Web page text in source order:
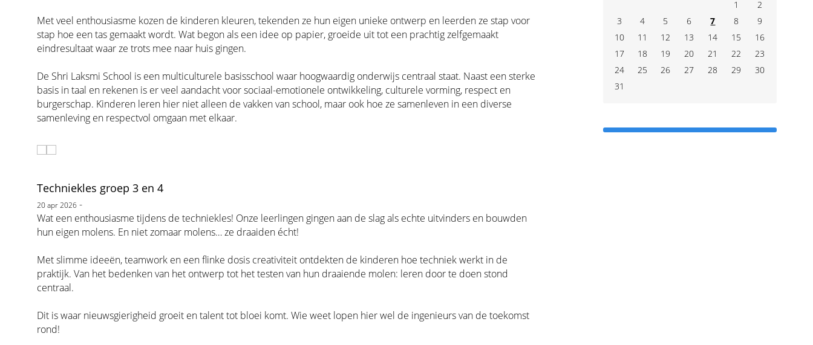
Met veel enthousiasme kozen de kinderen kleuren, tekenden ze hun eigen unieke ontwerp en leerden ze stap voor
stap hoe een tas gemaakt wordt. Wat begon als een idee op papier, groeide uit tot een prachtig zelfgemaakt
eindresultaat waar ze trots mee naar huis gingen.
De Shri Laksmi School is een multiculturele basisschool waar hoogwaardig onderwijs centraal staat. Naast een sterke
basis in taal en rekenen is er veel aandacht voor sociaal-emotionele ontwikkeling, culturele vorming, respect en
burgerschap. Kinderen leren hier niet alleen de vakken van school, maar ook hoe ze samenleven in een diverse
samenleving en respectvol omgaan met elkaar.
Techniekles groep 3 en 4
20 apr 2026 -
Wat een enthousiasme tijdens de techniekles! Onze leerlingen gingen aan de slag als echte uitvinders en bouwden
hun eigen molens. En niet zomaar molens… ze draaiden écht!
Met slimme ideeën, teamwork en een flinke dosis creativiteit ontdekten de kinderen hoe techniek werkt in de
praktijk. Van het bedenken van het ontwerp tot het testen van hun draaiende molen: leren door te doen stond
centraal.
Dit is waar nieuwsgierigheid groeit en talent tot bloei komt. Wie weet lopen hier wel de ingenieurs van de toekomst
rond!
1
2
3
4 5 6 7 8
9
10
11 12 13 14 15
16
17
18 19 20 21 22
23
24
25 26 27 28 29
30
31